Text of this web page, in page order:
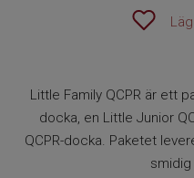
Little Family QCPR är ett
docka, en Little Junior
QCPR-docka. Paketet